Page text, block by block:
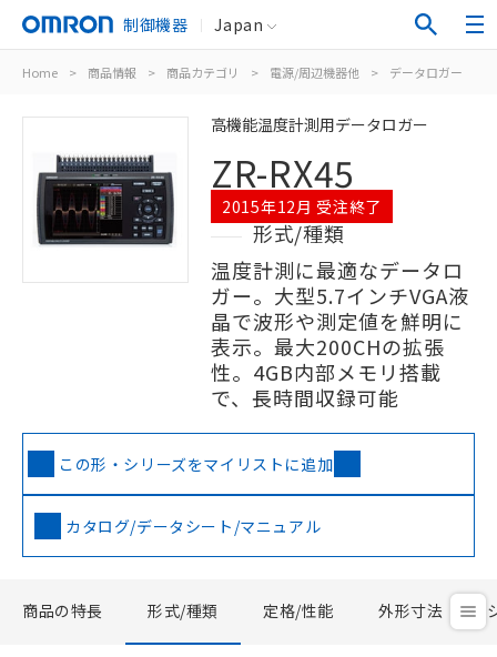
制御機器 Japan
Home > 商品情報 > 商品カテゴリ > 電源/周辺機器他 > データロガー
高機能温度計測用データロガー
ZR-RX45
2015年12月 受注終了
形式/種類
温度計測に最適なデータロ
ガー。大型5.7インチVGA液
晶で波形や測定値を鮮明に
表示。最大200CHの拡張
性。4GB内部メモリ搭載
で、長時間収録可能
この形・シリーズをマイリストに追加
カタログ/データシート/マニュアル
商品の特長 形式/種類 定格/性能 外形寸法